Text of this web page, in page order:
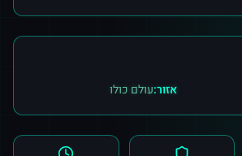
אזור:עולם כולו